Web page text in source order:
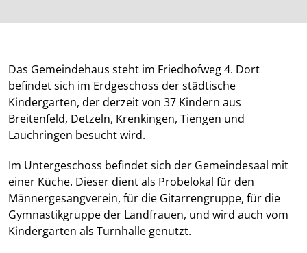
Das Gemeindehaus steht im Friedhofweg 4. Dort
befindet sich im Erdgeschoss der städtische
Kindergarten, der derzeit von 37 Kindern aus
Breitenfeld, Detzeln, Krenkingen, Tiengen und
Lauchringen besucht wird.
Im Untergeschoss befindet sich der Gemeindesaal mit
einer Küche. Dieser dient als Probelokal für den
Männergesangverein, für die Gitarrengruppe, für die
Gymnastikgruppe der Landfrauen, und wird auch vom
Kindergarten als Turnhalle genutzt.